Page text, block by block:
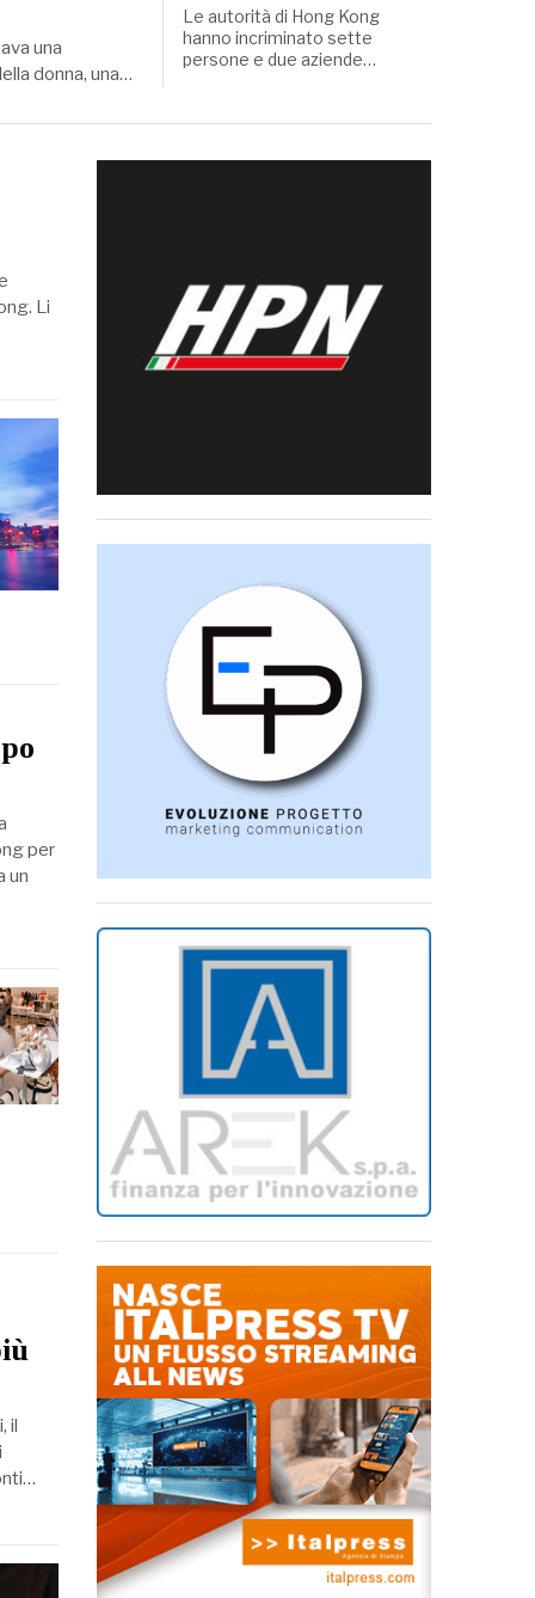
una
donna, una…
Le autorità di Hong Kong
hanno incriminato sette
persone e due aziende…
Li
per
un
il